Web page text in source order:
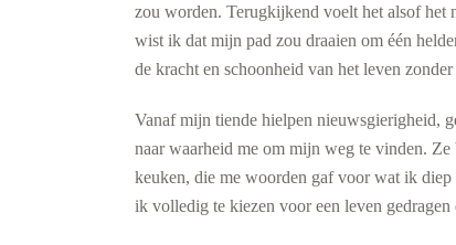
zou worden. Terugkijkend voelt het alsof het
wist ik dat mijn pad zou draaien om één
de kracht en schoonheid van het leven
Vanaf mijn tiende hielpen nieuwsgierigheid,
naar waarheid me om mijn weg te vinden.
keuken, die me woorden gaf voor wat ik
ik volledig te kiezen voor een leven